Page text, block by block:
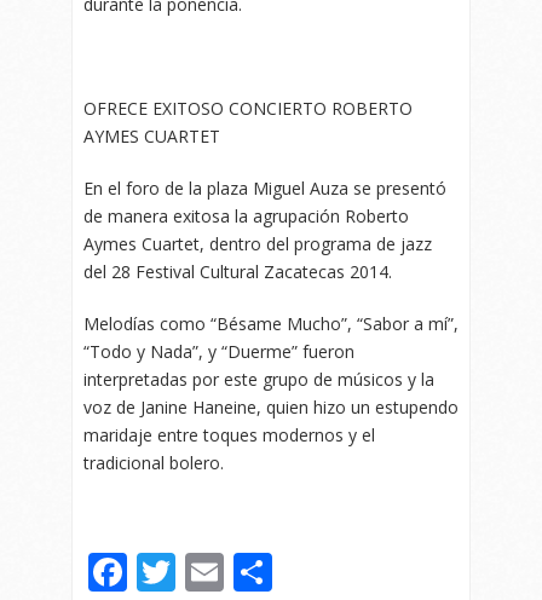
OFRECE EXITOSO CONCIERTO ROBERTO
AYMES CUARTET
En el foro de la plaza Miguel Auza se presentó
de manera exitosa la agrupación Roberto
Aymes Cuartet, dentro del programa de jazz
del 28 Festival Cultural Zacatecas 2014.
Melodías como “Bésame Mucho”, “Sabor a mí”,
“Todo y Nada”, y “Duerme” fueron
interpretadas por este grupo de músicos y la
voz de Janine Haneine, quien hizo un estupendo
maridaje entre toques modernos y el
tradicional bolero.
Facebook
Twitter
Email